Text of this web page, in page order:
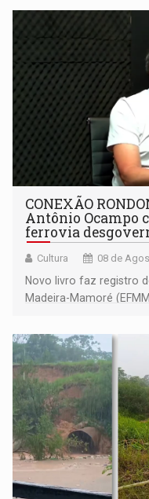
CONEXÃO
Antônio Ocampo
ferrovia
Cultura 08 de
Novo livro faz registro
Madeira-Mamoré